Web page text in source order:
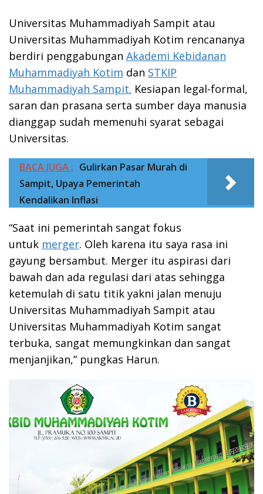
Universitas Muhammadiyah Sampit atau
Universitas Muhammadiyah Kotim rencananya
berdiri penggabungan Akademi Kebidanan
Muhammadiyah Kotim dan STKIP
Muhammadiyah Sampit. Kesiapan legal-formal,
saran dan prasana serta sumber daya manusia
dianggap sudah memenuhi syarat sebagai
Universitas.
BACA JUGA : Gulirkan Pasar Murah di
Sampit, Upaya Pemerintah
Kendalikan Inflasi
“Saat ini pemerintah sangat fokus
untuk merger. Oleh karena itu saya rasa ini
gayung bersambut. Merger itu aspirasi dari
bawah dan ada regulasi dari atas sehingga
ketemulah di satu titik yakni jalan menuju
Universitas Muhammadiyah Sampit atau
Universitas Muhammadiyah Kotim sangat
terbuka, sangat memungkinkan dan sangat
menjanjikan,” pungkas Harun.